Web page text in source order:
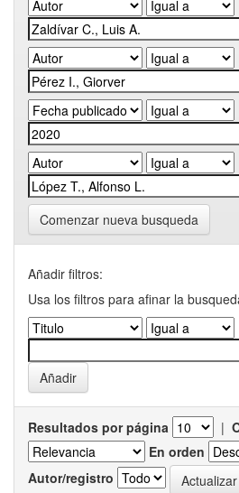
Comenzar nueva busqueda
Añadir filtros:
Usa los filtros para afinar la
Resultados por página |
En orden
Autor/registro